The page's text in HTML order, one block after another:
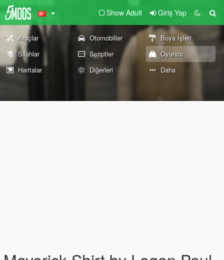
Show Adult Giriş Yap
Araçlar Otomobiller
Boya İşleri
Silahlar
Scriptler
Oyuncu
Haritalar
Diğerleri Daha